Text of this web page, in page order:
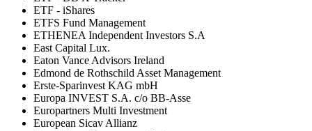
ETF - iShares
ETFS Fund Management
ETHENEA Independent Investors S.A
East Capital Lux.
Eaton Vance Advisors Ireland
Edmond de Rothschild Asset Management
Erste-Sparinvest KAG mbH
Europa INVEST S.A. c/o BB-Asse
Europartners Multi Investment
European Sicav Allianz